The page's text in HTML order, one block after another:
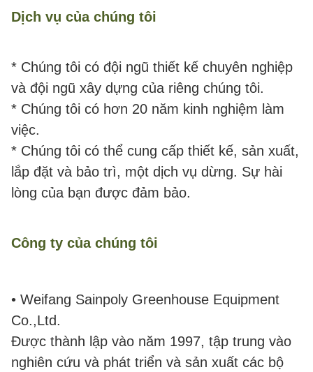
Dịch vụ của chúng tôi
* Chúng tôi có đội ngũ thiết kế chuyên nghiệp
và đội ngũ xây dựng của riêng chúng tôi.
* Chúng tôi có hơn 20 năm kinh nghiệm làm
việc.
* Chúng tôi có thể cung cấp thiết kế, sản xuất,
lắp đặt và bảo trì, một dịch vụ dừng. Sự hài
lòng của bạn được đảm bảo.
Công ty của chúng tôi
• Weifang Sainpoly Greenhouse Equipment
Co.,Ltd.
Được thành lập vào năm 1997, tập trung vào
nghiên cứu và phát triển và sản xuất các bộ